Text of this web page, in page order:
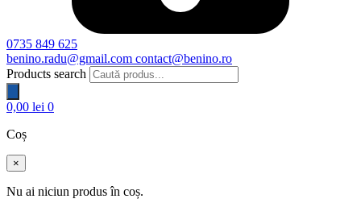
0735 849 625
benino.radu@gmail.com contact@benino.ro
Products search
0,00 lei 0
Coș
×
Nu ai niciun produs în coș.